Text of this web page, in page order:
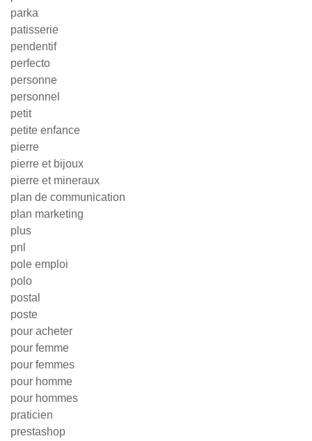
parka
patisserie
pendentif
perfecto
personne
personnel
petit
petite enfance
pierre
pierre et bijoux
pierre et mineraux
plan de communication
plan marketing
plus
pnl
pole emploi
polo
postal
poste
pour acheter
pour femme
pour femmes
pour homme
pour hommes
praticien
prestashop